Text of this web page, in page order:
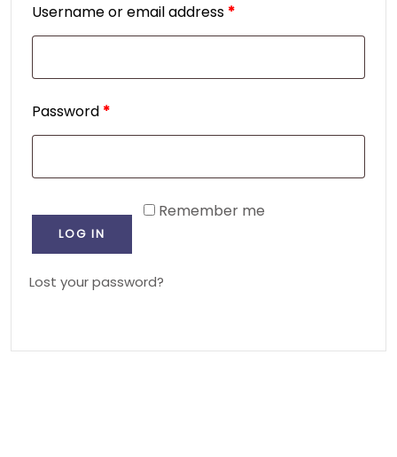
Username or email address *
Password *
Remember me
LOG IN
Lost your password?